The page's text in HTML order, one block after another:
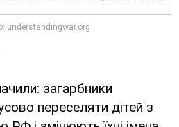
загарбники
переселяти дітей з